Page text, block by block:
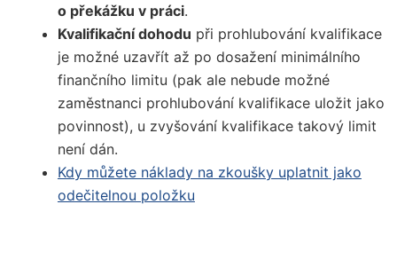
o překážku v práci.
Kvalifikační dohodu při prohlubování kvalifikace
je možné uzavřít až po dosažení minimálního
finančního limitu (pak ale nebude možné
zaměstnanci prohlubování kvalifikace uložit jako
povinnost), u zvyšování kvalifikace takový limit
není dán.
Kdy můžete náklady na zkoušky uplatnit jako
odečitelnou položku